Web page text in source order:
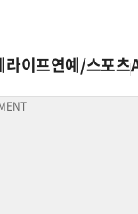
라이프연예/스포츠